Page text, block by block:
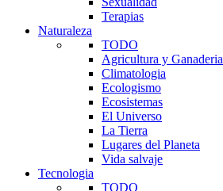
Terapias
Naturaleza
TODO
Agricultura y Ganaderia
Climatologia
Ecologismo
Ecosistemas
El Universo
La Tierra
Lugares del Planeta
Vida salvaje
Tecnologia
TODO